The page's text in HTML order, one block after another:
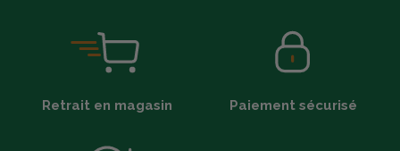
Retrait en magasin Paiement sécurisé